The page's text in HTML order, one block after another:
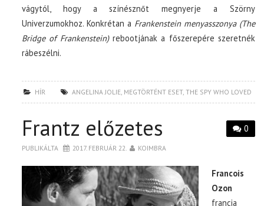
vágytól, hogy a színésznőt megnyerje a Szörny
Univerzumokhoz. Konkrétan a Frankenstein menyasszonya (The
Bridge of Frankenstein)rebootjának a főszerepére szeretnék
rábeszélni.
HÍR ANGELINA JOLIE, MEGTÖRTÉNT ESET,THE SPY WHO LOVED
0
Frantz előzetes
PUBLIKÁLTA 2017. FEBRUÁR 22. KOIMBRA
Francois
Ozon
francia